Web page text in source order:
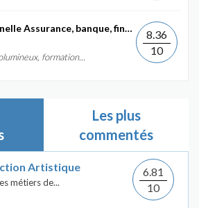
Licence Professionnelle Assurance, banque, finance :...
formation...
8.36
10
Les plus
commentés
Artistique
métiers de...
6.81
10